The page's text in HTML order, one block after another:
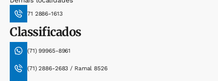
71 2886-1613
Classificados
(71) 99965-8961
(71) 2886-2683 / Ramal 8526